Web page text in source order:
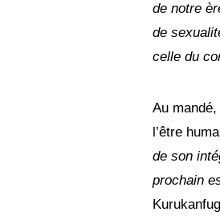
de notre
de
celle du
Au mandé,
l’être
de son
prochain